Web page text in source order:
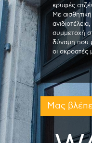
κρυφές
Με
συμμετοχή
δύναμη που
οι ακροατές
Μας